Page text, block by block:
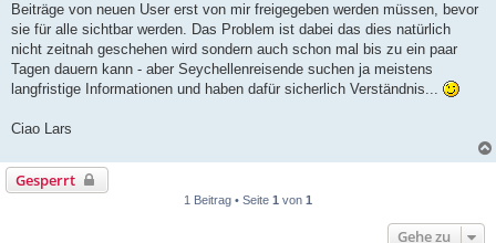
Beiträge von neuen User erst von mir freigegeben werden müssen, bevor
sie für alle sichtbar werden. Das Problem ist dabei das dies natürlich
nicht zeitnah geschehen wird sondern auch schon mal bis zu ein paar
Tagen dauern kann - aber Seychellenreisende suchen ja meistens
langfristige Informationen und haben dafür sicherlich Verständnis...
Ciao Lars
Gesperrt
1 Beitrag • Seite 1 von 1
Gehe zu